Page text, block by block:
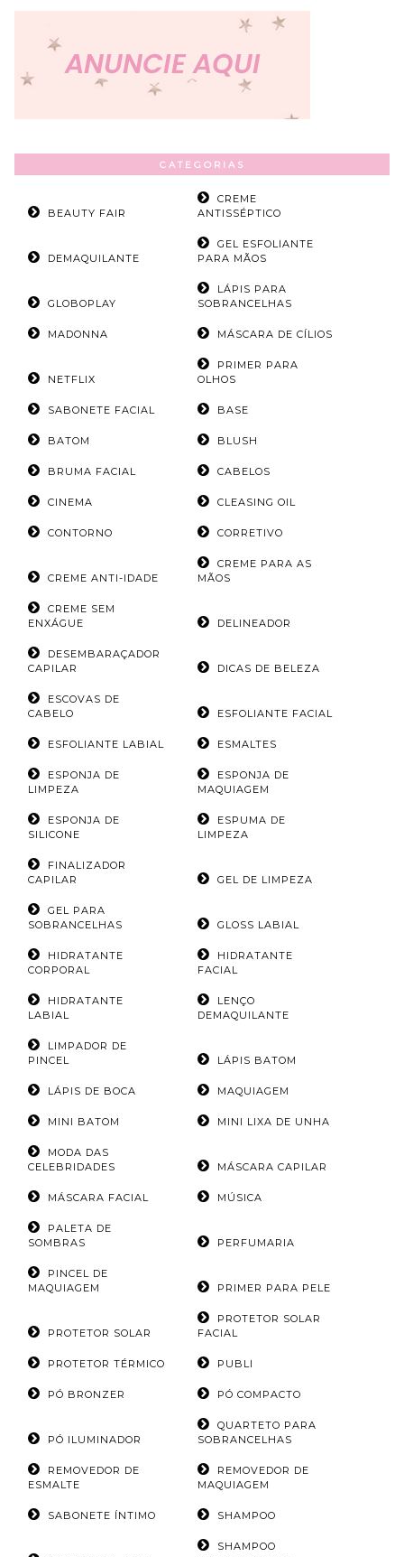
CATEGORIAS
BEAUTY FAIR
CREME
ANTISSÉPTICO
DEMAQUILANTE
GEL ESFOLIANTE
PARA MÃOS
GLOBOPLAY
LÁPIS PARA
SOBRANCELHAS
MADONNA MÁSCARA DE CÍLIOS
NETFLIX
PRIMER PARA
OLHOS
SABONETE FACIAL BASE
BATOM BLUSH
BRUMA FACIAL CABELOS
CINEMA CLEASING OIL
CONTORNO CORRETIVO
CREME ANTI-IDADE
CREME PARA AS
MÃOS
CREME SEM
ENXÁGUE
DELINEADOR
DESEMBARAÇADOR
CAPILAR
DICAS DE BELEZA
ESCOVAS DE
CABELO
ESFOLIANTE FACIAL
ESFOLIANTE LABIAL ESMALTES
ESPONJA DE
LIMPEZA
ESPONJA DE
MAQUIAGEM
ESPONJA DE
SILICONE
ESPUMA DE
LIMPEZA
FINALIZADOR
CAPILAR
GEL DE LIMPEZA
GEL PARA
SOBRANCELHAS
GLOSS LABIAL
HIDRATANTE
CORPORAL
HIDRATANTE
FACIAL
HIDRATANTE
LABIAL
LENÇO
DEMAQUILANTE
LIMPADOR DE
PINCEL
LÁPIS BATOM
LÁPIS DE BOCA MAQUIAGEM
MINI BATOM MINI LIXA DE UNHA
MODA DAS
CELEBRIDADES
MÁSCARA CAPILAR
MÁSCARA FACIAL MÚSICA
PALETA DE
SOMBRAS
PERFUMARIA
PINCEL DE
MAQUIAGEM
PRIMER PARA PELE
PROTETOR SOLAR
PROTETOR SOLAR
FACIAL
PROTETOR TÉRMICO PUBLI
PÓ BRONZER PÓ COMPACTO
PÓ ILUMINADOR
QUARTETO PARA
SOBRANCELHAS
REMOVEDOR DE
ESMALTE
REMOVEDOR DE
MAQUIAGEM
SABONETE ÍNTIMO SHAMPOO
SHAMPOO